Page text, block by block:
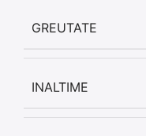
GREUTATE
INALTIME